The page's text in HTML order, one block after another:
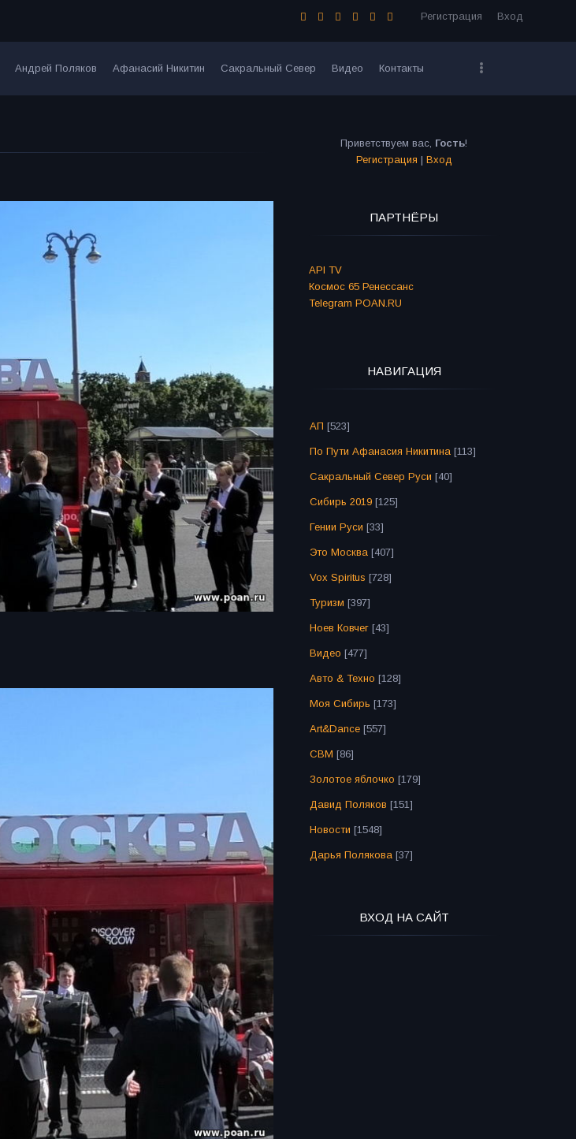
Регистрация Вход
Андрей Поляков Афанасий Никитин Сакральный Север Видео Контакты
Приветствуем вас, Гость!
Регистрация | Вход
ПАРТНЁРЫ
API TV
Космос 65 Ренессанс
Telegram POAN.RU
НАВИГАЦИЯ
АП [523]
По Пути Афанасия Никитина [113]
Сакральный Север Руси [40]
Сибирь 2019 [125]
Гении Руси [33]
Это Москва [407]
Vox Spiritus [728]
Туризм [397]
Ноев Ковчег [43]
Видео [477]
Авто & Техно [128]
Моя Сибирь [173]
Art&Dance [557]
СВМ [86]
Золотое яблочко [179]
Давид Поляков [151]
Новости [1548]
Дарья Полякова [37]
ВХОД НА САЙТ